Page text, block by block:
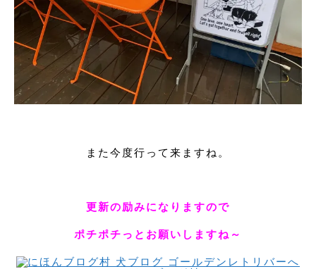
また今度行って来ますね。
更新の励みになりますので
ポチポチっとお願いしますね～